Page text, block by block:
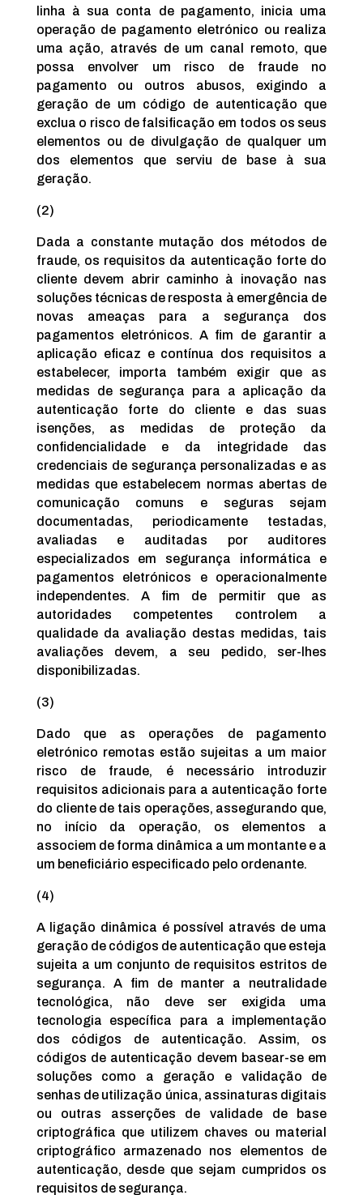
linha à sua conta de pagamento, inicia uma
operação de pagamento eletrónico ou realiza
uma ação, através de um canal remoto, que
possa envolver um risco de fraude no
pagamento ou outros abusos, exigindo a
geração de um código de autenticação que
exclua o risco de falsificação em todos os seus
elementos ou de divulgação de qualquer um
dos elementos que serviu de base à sua
geração.
(2)
Dada a constante mutação dos métodos de
fraude, os requisitos da autenticação forte do
cliente devem abrir caminho à inovação nas
soluções técnicas de resposta à emergência de
novas ameaças para a segurança dos
pagamentos eletrónicos. A fim de garantir a
aplicação eficaz e contínua dos requisitos a
estabelecer, importa também exigir que as
medidas de segurança para a aplicação da
autenticação forte do cliente e das suas
isenções, as medidas de proteção da
confidencialidade e da integridade das
credenciais de segurança personalizadas e as
medidas que estabelecem normas abertas de
comunicação comuns e seguras sejam
documentadas, periodicamente testadas,
avaliadas e auditadas por auditores
especializados em segurança informática e
pagamentos eletrónicos e operacionalmente
independentes. A fim de permitir que as
autoridades competentes controlem a
qualidade da avaliação destas medidas, tais
avaliações devem, a seu pedido, ser-lhes
disponibilizadas.
(3)
Dado que as operações de pagamento
eletrónico remotas estão sujeitas a um maior
risco de fraude, é necessário introduzir
requisitos adicionais para a autenticação forte
do cliente de tais operações, assegurando que,
no início da operação, os elementos a
associem de forma dinâmica a um montante e a
um beneficiário especificado pelo ordenante.
(4)
A ligação dinâmica é possível através de uma
geração de códigos de autenticação que esteja
sujeita a um conjunto de requisitos estritos de
segurança. A fim de manter a neutralidade
tecnológica, não deve ser exigida uma
tecnologia específica para a implementação
dos códigos de autenticação. Assim, os
códigos de autenticação devem basear-se em
soluções como a geração e validação de
senhas de utilização única, assinaturas digitais
ou outras asserções de validade de base
criptográfica que utilizem chaves ou material
criptográfico armazenado nos elementos de
autenticação, desde que sejam cumpridos os
requisitos de segurança.